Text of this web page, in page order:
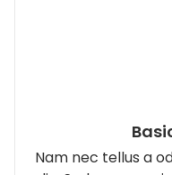
Nam nec tellus a